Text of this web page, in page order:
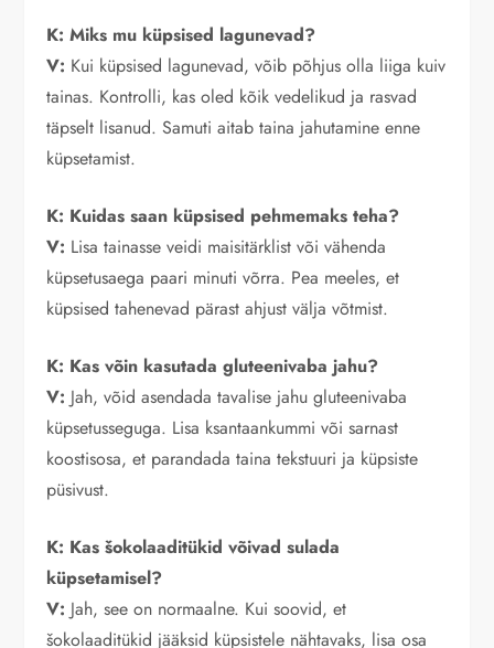
K: Miks mu küpsised lagunevad?
V: Kui küpsised lagunevad, võib põhjus olla liiga kuiv
tainas. Kontrolli, kas oled kõik vedelikud ja rasvad
täpselt lisanud. Samuti aitab taina jahutamine enne
küpsetamist.
K: Kuidas saan küpsised pehmemaks teha?
V: Lisa tainasse veidi maisitärklist või vähenda
küpsetusaega paari minuti võrra. Pea meeles, et
küpsised tahenevad pärast ahjust välja võtmist.
K: Kas võin kasutada gluteenivaba jahu?
V: Jah, võid asendada tavalise jahu gluteenivaba
küpsetusseguga. Lisa ksantaankummi või sarnast
koostisosa, et parandada taina tekstuuri ja küpsiste
püsivust.
K: Kas šokolaaditükid võivad sulada
küpsetamisel?
V: Jah, see on normaalne. Kui soovid, et
šokolaaditükid jääksid küpsistele nähtavaks, lisa osa